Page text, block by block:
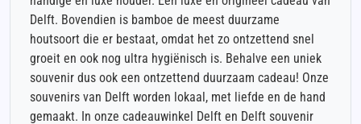
Delft. Bovendien is bamboe de meest duurzame
houtsoort die er bestaat, omdat het zo ontzettend snel
groeit en ook nog ultra hygiënisch is. Behalve een uniek
souvenir dus ook een ontzettend duurzaam cadeau! Onze
souvenirs van Delft worden lokaal, met liefde en de hand
gemaakt. In onze cadeauwinkel Delft en Delft souvenir